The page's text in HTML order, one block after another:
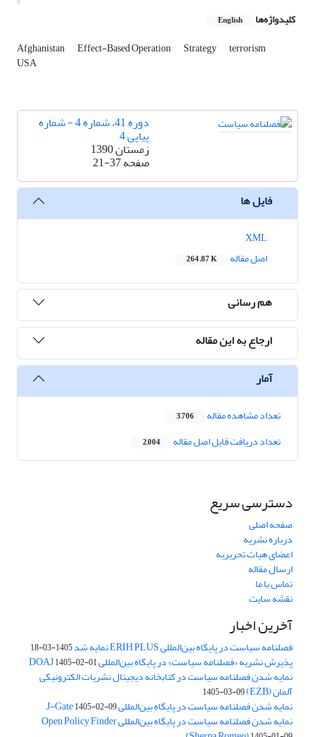
کلیدواژه‌ها English
Afghanistan Effect-Based Operation Strategy terrorism
USA
دوره 41، شماره 4 - شماره
پیاپی 4
زمستان 1390
صفحه21-37
فایل ها
اصل مقاله
264.87 K
هم رسانی
ارجاع به این مقاله
آمار
تعداد مشاهده مقاله 3,706
تعداد دریافت فایل اصل مقاله 2,004
دسترسی سریع
صفحه اصلی
درباره نشریه
اعضای هیات تحریریه
ارسال مقاله
تماس با ما
نقشه سایت
آخرین اخبار
فصلنامه سیاست در پایگاه بین‌المللی ERIH PLUS نمایه شد 1405-03-18
پذیرش نشریه «فصلنامه سیاست» در پایگاه بین‌المللی DOAJ1405-02-01
نمایه شدن فصلنامه سیاست در کتابخانه دیجیتال نشریات الکترونیکی
آلمان (EZB) 1405-03-09
نمایه شدن فصلنامه سیاست در پایگاه بین‌المللی J-Gate1405-02-09
نمایه شدن فصلنامه سیاست در پایگاه بین‌المللی Open Policy Finder